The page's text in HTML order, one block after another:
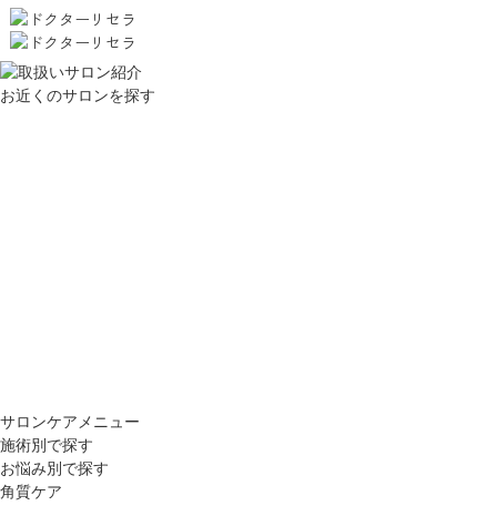
お近くのサロンを探す
サロンケアメニュー
施術別で探す
お悩み別で探す
角質ケア